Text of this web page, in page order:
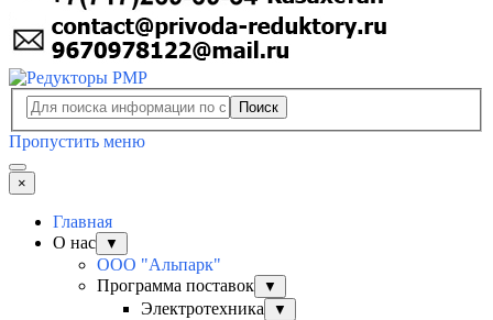
Поиск
Пропустить меню
×
Главная
О нас
▼
ООО "Альпарк"
Программа поставок
▼
Электротехника ▼